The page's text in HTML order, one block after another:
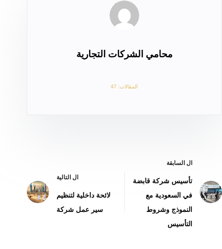
محامي الشركات التجارية
المقالات: 47
ال السابقة
تأسيس شركة قابضة
في السعودية مع
النموذج وشروط
التأسيس
ال التالية
لائحة داخلية لتنظيم
سير عمل شركة